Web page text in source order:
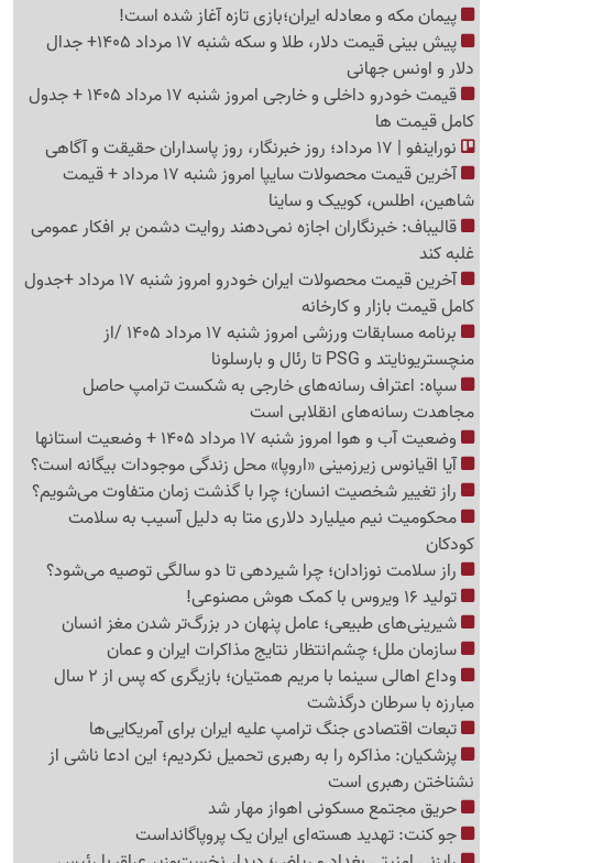
پیمان مکه و معادله ایران؛بازی تازه آغاز شده است!
پیش ‌بینی قیمت دلار، طلا و سکه شنبه 17 مرداد 1405+ جدال
دلار و اونس جهانی
قیمت خودرو داخلی و خارجی امروز شنبه 17 مرداد 1405 + جدول
کامل قیمت ها
نوراینفو | 17 مرداد؛ روز خبرنگار، روز پاسداران حقیقت و آگاهی
آخرین قیمت محصولات سایپا امروز شنبه 17 مرداد + قیمت
شاهین، اطلس، کوییک و ساینا
قالیباف: خبرنگاران اجازه نمی‌دهند روایت دشمن بر افکار عمومی
غلبه کند
آخرین قیمت محصولات ایران خودرو امروز شنبه 17 مرداد +جدول
کامل قیمت بازار و کارخانه
برنامه مسابقات ورزشی امروز شنبه 17 مرداد 1405 /از
منچستریونایتد و PSG تا رئال و بارسلونا
سپاه: اعتراف رسانه‌های خارجی به شکست ترامپ حاصل
مجاهدت رسانه‌های انقلابی است
وضعیت آب و هوا امروز شنبه 17 مرداد 1405 + وضعیت استانها
آیا اقیانوس زیرزمینی «اروپا» محل زندگی موجودات بیگانه است؟
راز تغییر شخصیت انسان؛ چرا با گذشت زمان متفاوت می‌شویم؟
محکومیت نیم میلیارد دلاری متا به دلیل آسیب به سلامت
کودکان
راز سلامت نوزادان؛ چرا شیردهی تا دو سالگی توصیه می‌شود؟
تولید 16 ویروس با کمک هوش مصنوعی!
شیرینی‌های طبیعی؛ عامل پنهان در بزرگ‌تر شدن مغز انسان
سازمان ملل؛ چشم‌انتظار نتایج مذاکرات ایران و عمان
وداع اهالی سینما با مریم همتیان؛ بازیگری که پس از 2 سال
مبارزه با سرطان درگذشت
تبعات اقتصادی جنگ ترامپ علیه ایران برای آمریکایی‌ها
پزشکیان: مذاکره را به رهبری تحمیل نکردیم؛ این ادعا ناشی از
نشناختن رهبری است
حریق مجتمع مسکونی اهواز مهار شد
جو کنت: تهدید هسته‌ای ایران یک پروپاگانداست